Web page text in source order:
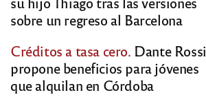
sobre un regreso al Barcelona
Créditos a tasa cero. Dante Rossi
propone beneficios para jóvenes
que alquilan en Córdoba